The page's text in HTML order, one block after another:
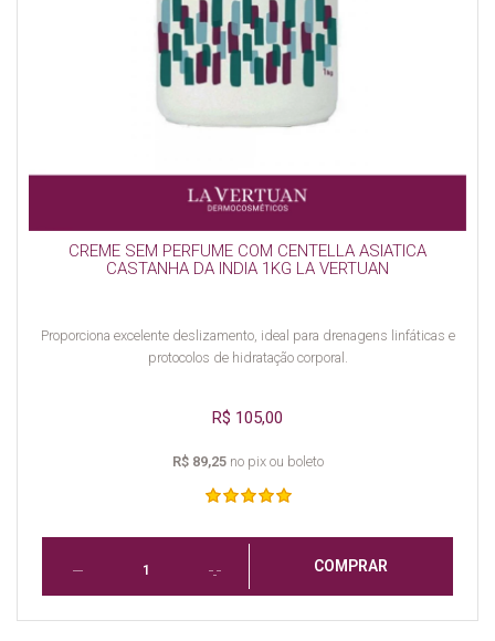
CREME SEM PERFUME COM CENTELLA ASIATICA
CASTANHA DA INDIA 1KG LA VERTUAN
Proporciona excelente deslizamento, ideal para drenagens linfáticas e
protocolos de hidratação corporal.
R$ 105,00
R$ 89,25no pix ou boleto
COMPRAR